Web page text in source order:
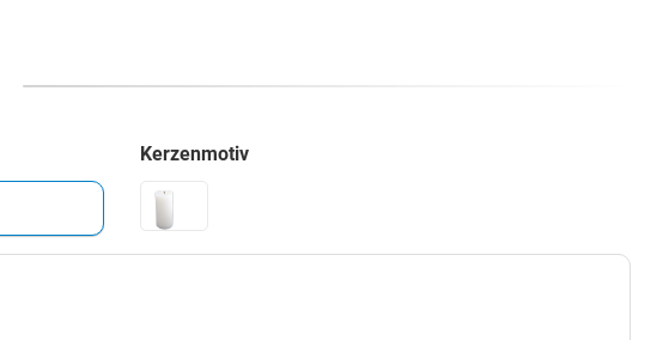
Kerzenmotiv